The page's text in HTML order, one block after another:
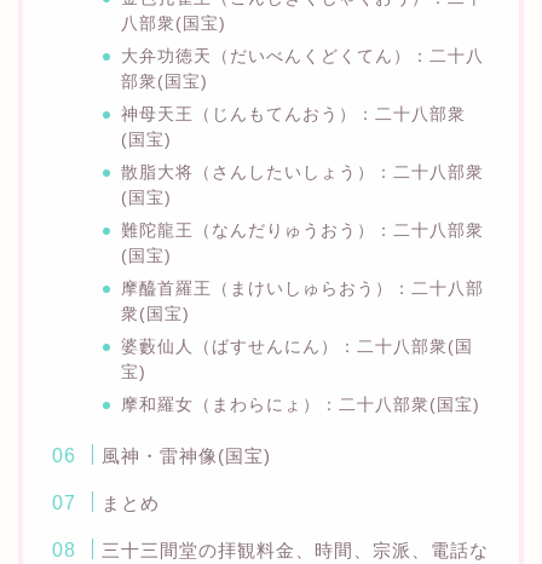
八部衆(国宝)
大弁功徳天（だいべんくどくてん）：二十八
部衆(国宝)
神母天王（じんもてんおう）：二十八部衆
(国宝)
散脂大将（さんしたいしょう）：二十八部衆
(国宝)
難陀龍王（なんだりゅうおう）：二十八部衆
(国宝)
摩醯首羅王（まけいしゅらおう）：二十八部
衆(国宝)
婆藪仙人（ばすせんにん）：二十八部衆(国
宝)
摩和羅女（まわらにょ）：二十八部衆(国宝)
風神・雷神像(国宝)
まとめ
三十三間堂の拝観料金、時間、宗派、電話な